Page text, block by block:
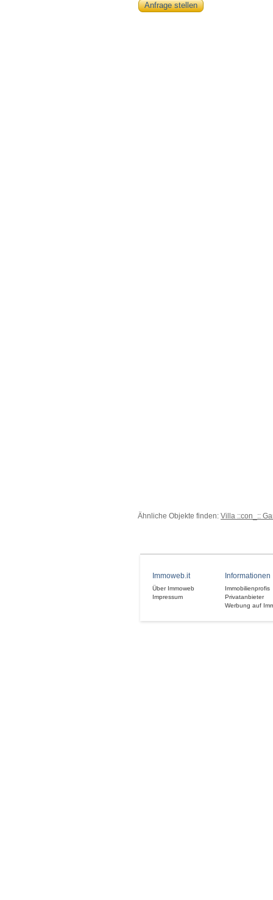
Anfrage stellen
Ähnliche Objekte finden: Villa ::con_::
Immoweb.it
Über Immoweb
Impressum
Informationen
Immobilienprofis
Privatanbieter
Werbung auf